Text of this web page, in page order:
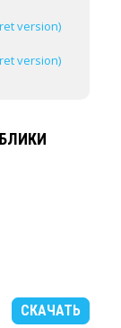
version)
version)
СКАЧАТЬ